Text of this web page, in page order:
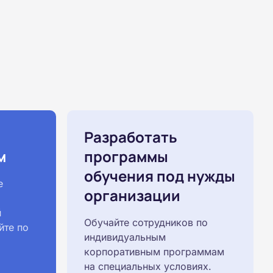
по
Разработать
программы
обучения под нужды
организации
Обучайте сотрудников по
индивидуальным
корпоративным программам
на специальных условиях.